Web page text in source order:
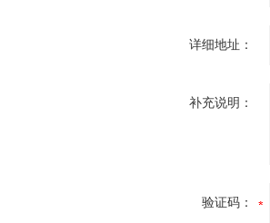
详细地址：
补充说明：
验证码：